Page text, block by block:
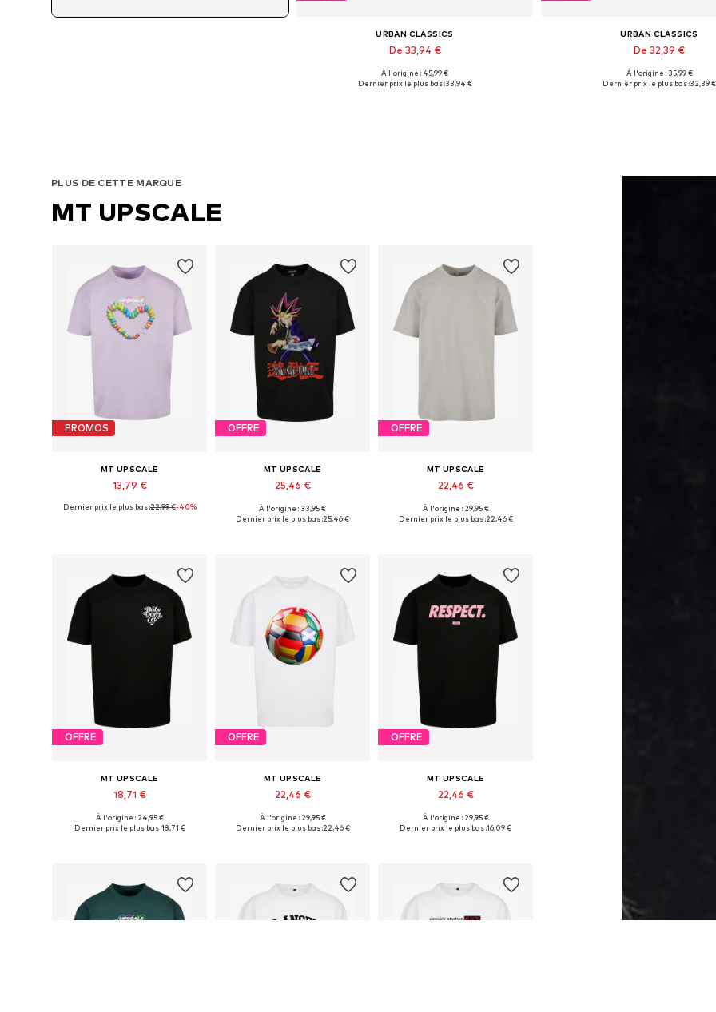
URBAN CLASSICS
De 33,94 €
Disponible en plusieurs tailles
À l'origine : 45,99 €
Dernier prix le plus bas :33,94 €
URBAN CLASSICS
De 32,39 €
Disponible en plusieurs tailles
À l'origine : 35,99 €
Dernier prix le plus bas :32,39 €
PLUS DE CETTE MARQUE
MT UPSCALE
PROMOS
MT UPSCALE
13,79 €
Tailles disponibles: M, L, XL
Dernier prix le plus bas :22,99 €-40%
OFFRE
MT UPSCALE
25,46 €
Tailles disponibles: M, L, XL
À l'origine : 33,95 €
Dernier prix le plus bas :25,46 €
OFFRE
MT UPSCALE
22,46 €
Tailles disponibles: S, M, L, XL
À l'origine : 29,95 €
Dernier prix le plus bas :22,46 €
OFFRE
MT UPSCALE
18,71 €
Tailles disponibles: S, M, L, XL
À l'origine : 24,95 €
Dernier prix le plus bas :18,71 €
OFFRE
MT UPSCALE
22,46 €
Tailles disponibles: S, M, L, XL
À l'origine : 29,95 €
Dernier prix le plus bas :22,46 €
OFFRE
MT UPSCALE
22,46 €
Tailles disponibles: S, M, L
À l'origine : 29,95 €
Dernier prix le plus bas :16,09 €